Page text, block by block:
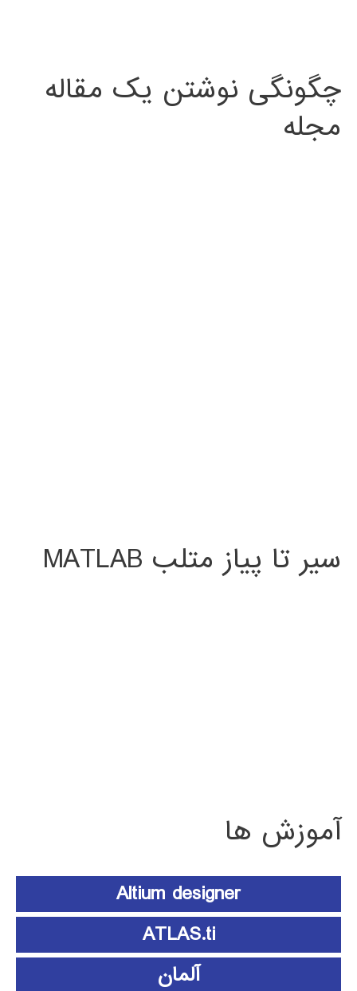
چگونگی نوشتن یک مقاله
مجله
سیر تا پیاز متلب MATLAB
آموزش ها
Altium designer
ATLAS.ti
آلمان